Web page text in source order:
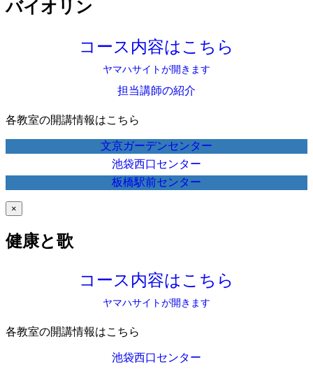
バイオリン
コース内容はこちら
ヤマハサイトが開きます
担当講師の紹介
各教室の開講情報はこちら
文京ガーデンセンター
池袋西口センター
板橋駅前センター
×
健康と歌
コース内容はこちら
ヤマハサイトが開きます
各教室の開講情報はこちら
池袋西口センター